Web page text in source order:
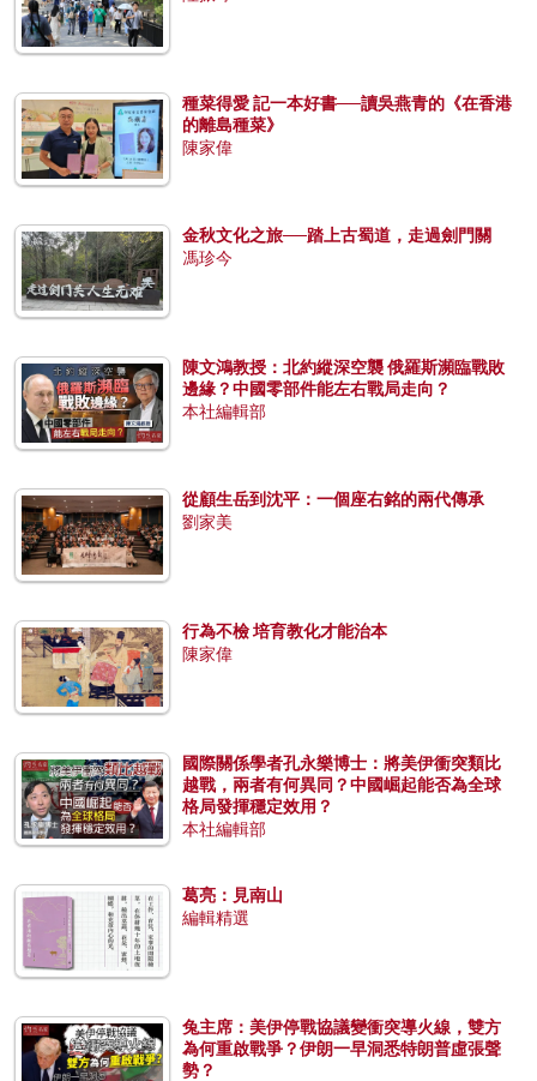
種菜得愛 記一本好書──讀吳燕青的《在香港
的離島種菜》
陳家偉
金秋文化之旅──踏上古蜀道，走過劍門關
馮珍今
陳文鴻教授：北約縱深空襲 俄羅斯瀕臨戰敗
邊緣？中國零部件能左右戰局走向？
本社編輯部
從顧生岳到沈平：一個座右銘的兩代傳承
劉家美
行為不檢 培育教化才能治本
陳家偉
國際關係學者孔永樂博士：將美伊衝突類比
越戰，兩者有何異同？中國崛起能否為全球
格局發揮穩定效用？
本社編輯部
葛亮：見南山
編輯精選
兔主席：美伊停戰協議變衝突導火線，雙方
為何重啟戰爭？伊朗一早洞悉特朗普虛張聲
勢？